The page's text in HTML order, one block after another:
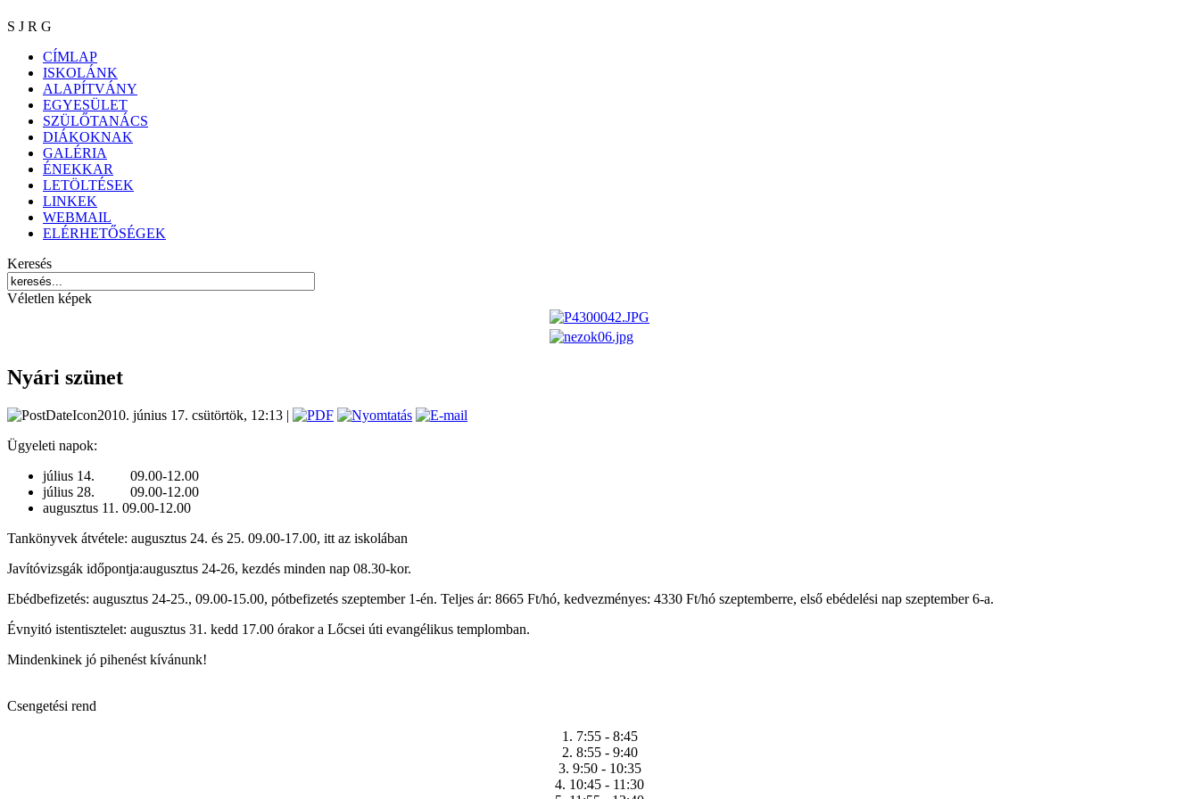
S J R G
CÍMLAP
ISKOLÁNK
ALAPÍTVÁNY
EGYESÜLET
SZÜLŐTANÁCS
DIÁKOKNAK
GALÉRIA
ÉNEKKAR
LETÖLTÉSEK
LINKEK
WEBMAIL
ELÉRHETŐSÉGEK
Keresés
Véletlen képek
Nyári szünet
2010. június 17. csütörtök, 12:13 |
Ügyeleti napok:
július 14. 09.00-12.00
július 28. 09.00-12.00
augusztus 11. 09.00-12.00
Tankönyvek átvétele: augusztus 24. és 25. 09.00-17.00, itt az iskolában
Javítóvizsgák időpontja:augusztus 24-26, kezdés minden nap 08.30-kor.
Ebédbefizetés: augusztus 24-25., 09.00-15.00, pótbefizetés szeptember 1-én. Teljes ár: 8665 Ft/hó, kedvezményes: 4330 Ft/hó szeptemberre, első ebédelési nap szeptember 6-a.
Évnyitó istentisztelet: augusztus 31. kedd 17.00 órakor a Lőcsei úti evangélikus templomban.
Mindenkinek jó pihenést kívánunk!
Csengetési rend
1. 7:55 - 8:45
2. 8:55 - 9:40
3. 9:50 - 10:35
4. 10:45 - 11:30